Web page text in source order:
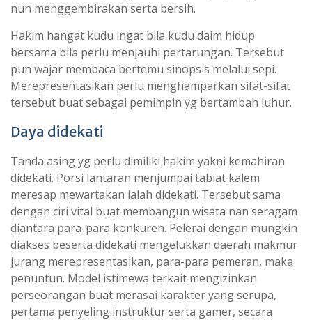
nun menggembirakan serta bersih.
Hakim hangat kudu ingat bila kudu daim hidup
bersama bila perlu menjauhi pertarungan. Tersebut
pun wajar membaca bertemu sinopsis melalui sepi.
Merepresentasikan perlu menghamparkan sifat-sifat
tersebut buat sebagai pemimpin yg bertambah luhur.
Daya didekati
Tanda asing yg perlu dimiliki hakim yakni kemahiran
didekati. Porsi lantaran menjumpai tabiat kalem
meresap mewartakan ialah didekati. Tersebut sama
dengan ciri vital buat membangun wisata nan seragam
diantara para-para konkuren. Pelerai dengan mungkin
diakses beserta didekati mengelukkan daerah makmur
jurang merepresentasikan, para-para pemeran, maka
penuntun. Model istimewa terkait mengizinkan
perseorangan buat merasai karakter yang serupa,
pertama penyeling instruktur serta gamer, secara